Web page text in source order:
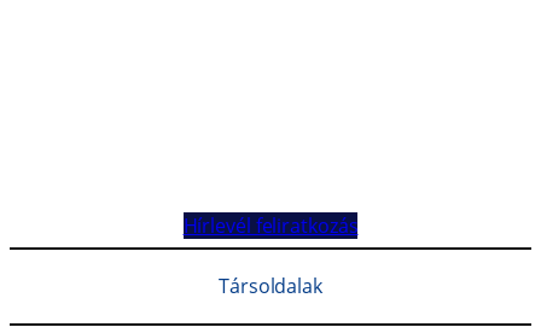
Hírlevél feliratkozás
Társoldalak